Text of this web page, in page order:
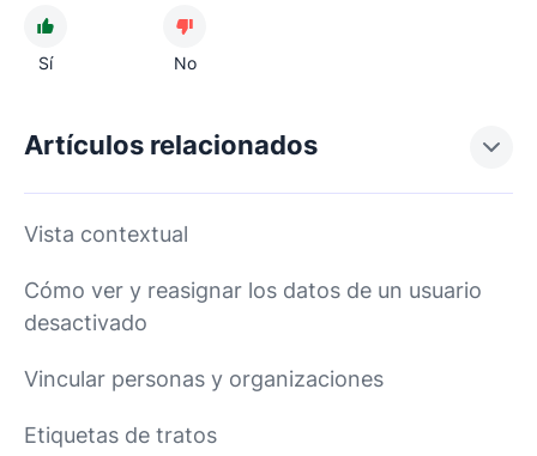
Sí No
Artículos relacionados
Vista contextual
Cómo ver y reasignar los datos de un usuario
desactivado
Vincular personas y organizaciones
Etiquetas de tratos